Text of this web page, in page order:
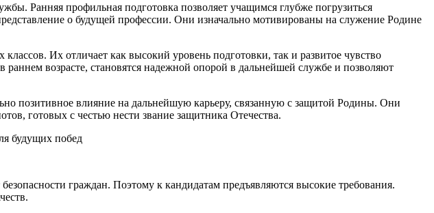
Ранняя профильная подготовка позволяет учащимся глубже погрузиться
о будущей профессии. Они изначально мотивированы на служение Родине
Их отличает как высокий уровень подготовки, так и развитое чувство
возрасте, становятся надежной опорой в дальнейшей службе и позволяют
позитивное влияние на дальнейшую карьеру, связанную с защитой Родины. Они
готовых с честью нести звание защитника Отечества.
граждан. Поэтому к кандидатам предъявляются высокие требования.